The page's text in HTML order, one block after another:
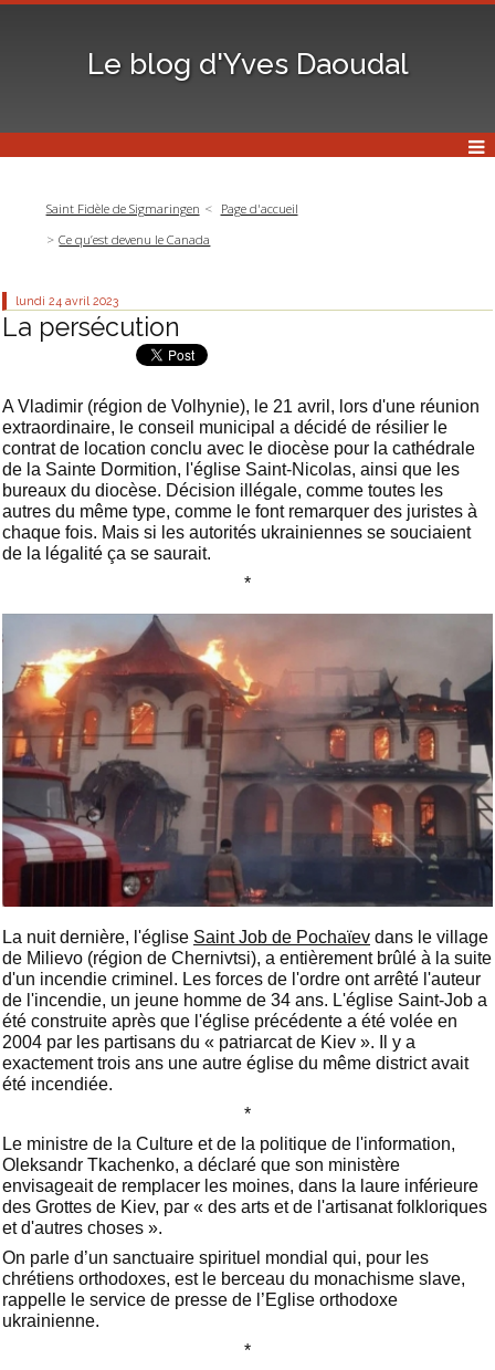
Le blog d'Yves Daoudal
Saint Fidèle de Sigmaringen
Page d'accueil
Ce qu’est devenu le Canada
lundi 24 avril 2023
La persécution
A Vladimir (région de Volhynie), le 21 avril, lors d'une réunion
extraordinaire, le conseil municipal a décidé de résilier le
contrat de location conclu avec le diocèse pour la cathédrale
de la Sainte Dormition, l'église Saint-Nicolas, ainsi que les
bureaux du diocèse. Décision illégale, comme toutes les
autres du même type, comme le font remarquer des juristes à
chaque fois. Mais si les autorités ukrainiennes se souciaient
de la légalité ça se saurait.
*
La nuit dernière, l'église Saint Job de Pochaïev dans le village
de Milievo (région de Chernivtsi), a entièrement brûlé à la suite
d'un incendie criminel. Les forces de l'ordre ont arrêté l'auteur
de l'incendie, un jeune homme de 34 ans. L'église Saint-Job a
été construite après que l'église précédente a été volée en
2004 par les partisans du « patriarcat de Kiev ». Il y a
exactement trois ans une autre église du même district avait
été incendiée.
*
Le ministre de la Culture et de la politique de l'information,
Oleksandr Tkachenko, a déclaré que son ministère
envisageait de remplacer les moines, dans la laure inférieure
des Grottes de Kiev, par « des arts et de l'artisanat folkloriques
et d'autres choses ».
On parle d’un sanctuaire spirituel mondial qui, pour les
chrétiens orthodoxes, est le berceau du monachisme slave,
rappelle le service de presse de l’Eglise orthodoxe
ukrainienne.
*